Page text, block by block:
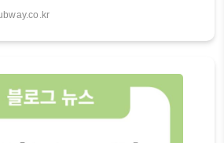
할 수 있어요. 또한, 머리 탈모 고민으
보세요. 자세한 내용은 아래에서 확인
, 전문의의 실력과 근육 구조 파악..